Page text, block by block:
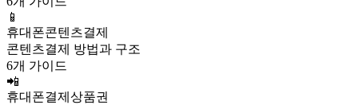
📱
휴대폰콘텐츠결제
콘텐츠결제 방법과 구조
6개 가이드
📲
휴대폰결제상품권